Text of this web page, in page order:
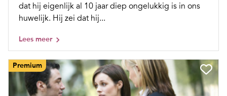
dat hij eigenlijk al 10 jaar diep ongelukkig is in ons
huwelijk. Hij zei dat hij...
Lees meer
Premium